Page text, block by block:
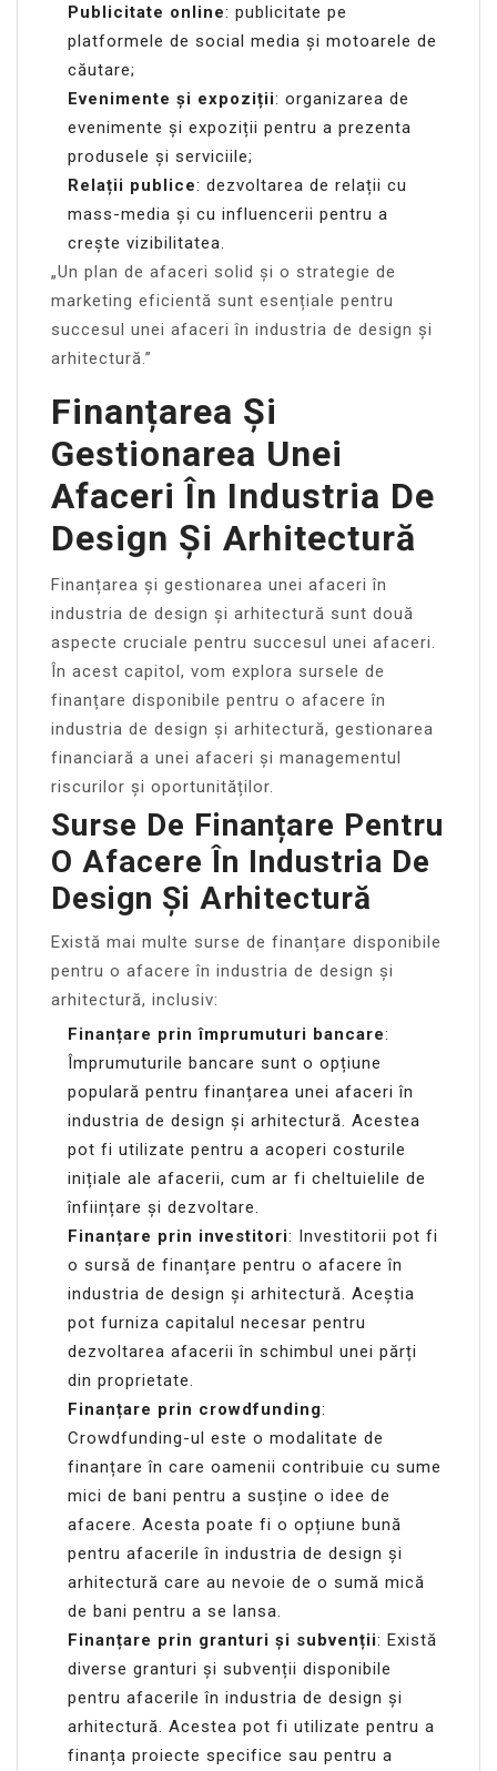
Publicitate online: publicitate pe
platformele de social media și motoarele de
căutare;
Evenimente și expoziții: organizarea de
evenimente și expoziții pentru a prezenta
produsele și serviciile;
Relații publice: dezvoltarea de relații cu
mass-media și cu influencerii pentru a
crește vizibilitatea.
„Un plan de afaceri solid și o strategie de
marketing eficientă sunt esențiale pentru
succesul unei afaceri în industria de design și
arhitectură.”
Finanțarea Și
Gestionarea Unei
Afaceri În Industria De
Design Și Arhitectură
Finanțarea și gestionarea unei afaceri în
industria de design și arhitectură sunt două
aspecte cruciale pentru succesul unei afaceri.
În acest capitol, vom explora sursele de
finanțare disponibile pentru o afacere în
industria de design și arhitectură, gestionarea
financiară a unei afaceri și managementul
riscurilor și oportunităților.
Surse De Finanțare Pentru
O Afacere În Industria De
Design Și Arhitectură
Există mai multe surse de finanțare disponibile
pentru o afacere în industria de design și
arhitectură, inclusiv:
Finanțare prin împrumuturi bancare:
Împrumuturile bancare sunt o opțiune
populară pentru finanțarea unei afaceri în
industria de design și arhitectură. Acestea
pot fi utilizate pentru a acoperi costurile
inițiale ale afacerii, cum ar fi cheltuielile de
înființare și dezvoltare.
Finanțare prin investitori: Investitorii pot fi
o sursă de finanțare pentru o afacere în
industria de design și arhitectură. Aceștia
pot furniza capitalul necesar pentru
dezvoltarea afacerii în schimbul unei părți
din proprietate.
Finanțare prin crowdfunding:
Crowdfunding-ul este o modalitate de
finanțare în care oamenii contribuie cu sume
mici de bani pentru a susține o idee de
afacere. Acesta poate fi o opțiune bună
pentru afacerile în industria de design și
arhitectură care au nevoie de o sumă mică
de bani pentru a se lansa.
Finanțare prin granturi și subvenții: Există
diverse granturi și subvenții disponibile
pentru afacerile în industria de design și
arhitectură. Acestea pot fi utilizate pentru a
finanța proiecte specifice sau pentru a